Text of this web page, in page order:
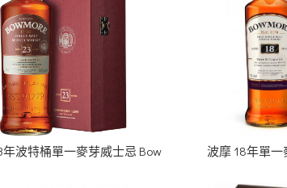
年波特桶單一麥芽威士忌 Bow 波摩 18年單一